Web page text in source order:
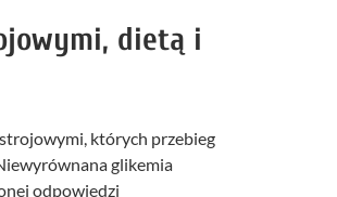
dietą i
których przebieg
glikemia
odpowiedzi